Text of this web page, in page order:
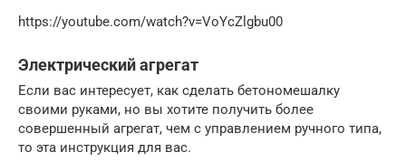
https://youtube.com/watch?v=VoYcZlgbu00
Электрический агрегат
Если вас интересует, как сделать бетономешалку
своими руками, но вы хотите получить более
совершенный агрегат, чем с управлением ручного типа,
то эта инструкция для вас.